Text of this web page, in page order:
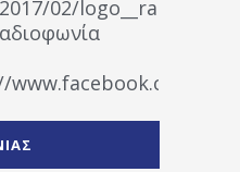
02/
" artist="" ]